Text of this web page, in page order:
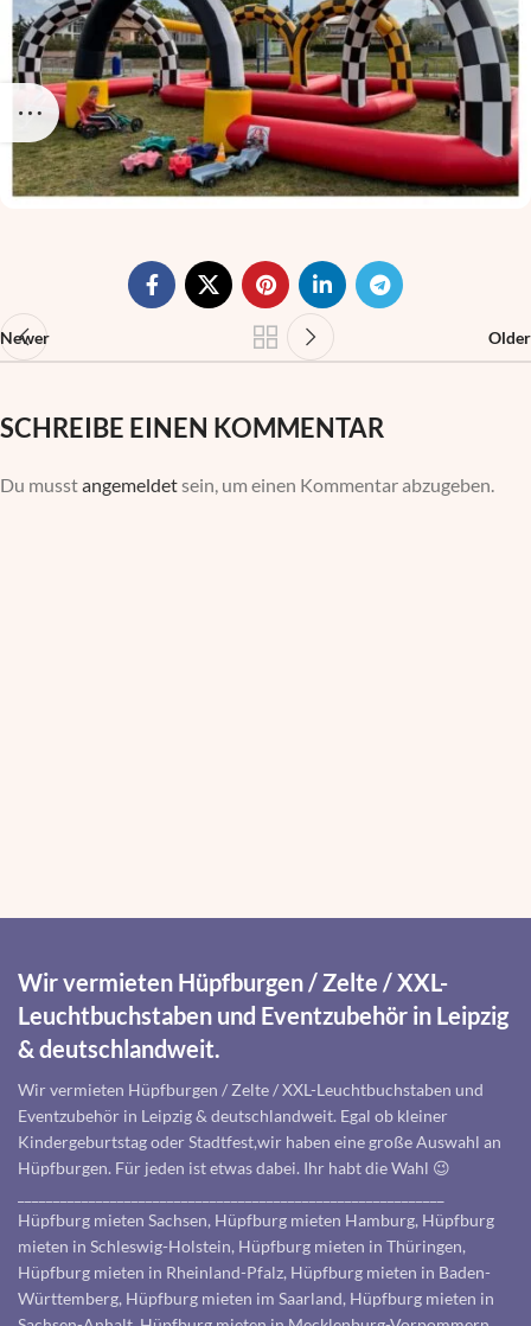
Newer Older
SCHREIBE EINEN KOMMENTAR
Du musstangemeldetsein, um einen Kommentar abzugeben.
Wir vermieten Hüpfburgen / Zelte / XXL-
Leuchtbuchstaben und Eventzubehör in Leipzig
& deutschlandweit.
Wir vermieten Hüpfburgen / Zelte / XXL-Leuchtbuchstaben und
Eventzubehör in Leipzig & deutschlandweit. Egal ob kleiner
Kindergeburtstag oder Stadtfest,wir haben eine große Auswahl an
Hüpfburgen. Für jeden ist etwas dabei. Ihr habt die Wahl 😉
Hüpfburg mieten Sachsen, Hüpfburg mieten Hamburg, Hüpfburg
mieten in Schleswig-Holstein, Hüpfburg mieten in Thüringen,
Hüpfburg mieten in Rheinland-Pfalz, Hüpfburg mieten in Baden-
Württemberg, Hüpfburg mieten im Saarland, Hüpfburg mieten in